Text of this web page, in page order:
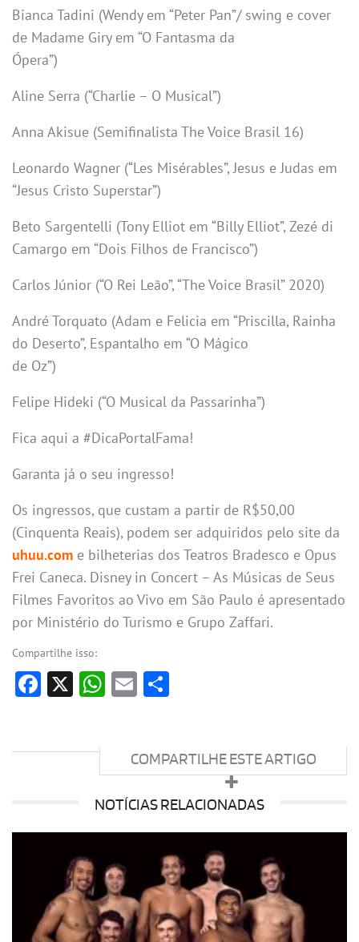
Bianca Tadini (Wendy em “Peter Pan”/ swing e cover
de Madame Giry em “O Fantasma da
Ópera”)
Aline Serra (“Charlie – O Musical”)
Anna Akisue (Semifinalista The Voice Brasil 16)
Leonardo Wagner (“Les Misérables”, Jesus e Judas em
“Jesus Cristo Superstar”)
Beto Sargentelli (Tony Elliot em “Billy Elliot”, Zezé di
Camargo em “Dois Filhos de Francisco”)
Carlos Júnior (“O Rei Leão”, “The Voice Brasil” 2020)
André Torquato (Adam e Felicia em “Priscilla, Rainha
do Deserto”, Espantalho em “O Mágico
de Oz”)
Felipe Hideki (“O Musical da Passarinha”)
Fica aqui a #DicaPortalFama!
Garanta já o seu ingresso!
Os ingressos, que custam a partir de R$50,00
(Cinquenta Reais), podem ser adquiridos pelo site da
uhuu.com e bilheterias dos Teatros Bradesco e Opus
Frei Caneca. Disney in Concert – As Músicas de Seus
Filmes Favoritos ao Vivo em São Paulo é apresentado
por Ministério do Turismo e Grupo Zaffari.
Compartilhe isso:
Facebook
X WhatsApp
Email
COMPARTILHE ESTE ARTIGO
NOTÍCIAS RELACIONADAS